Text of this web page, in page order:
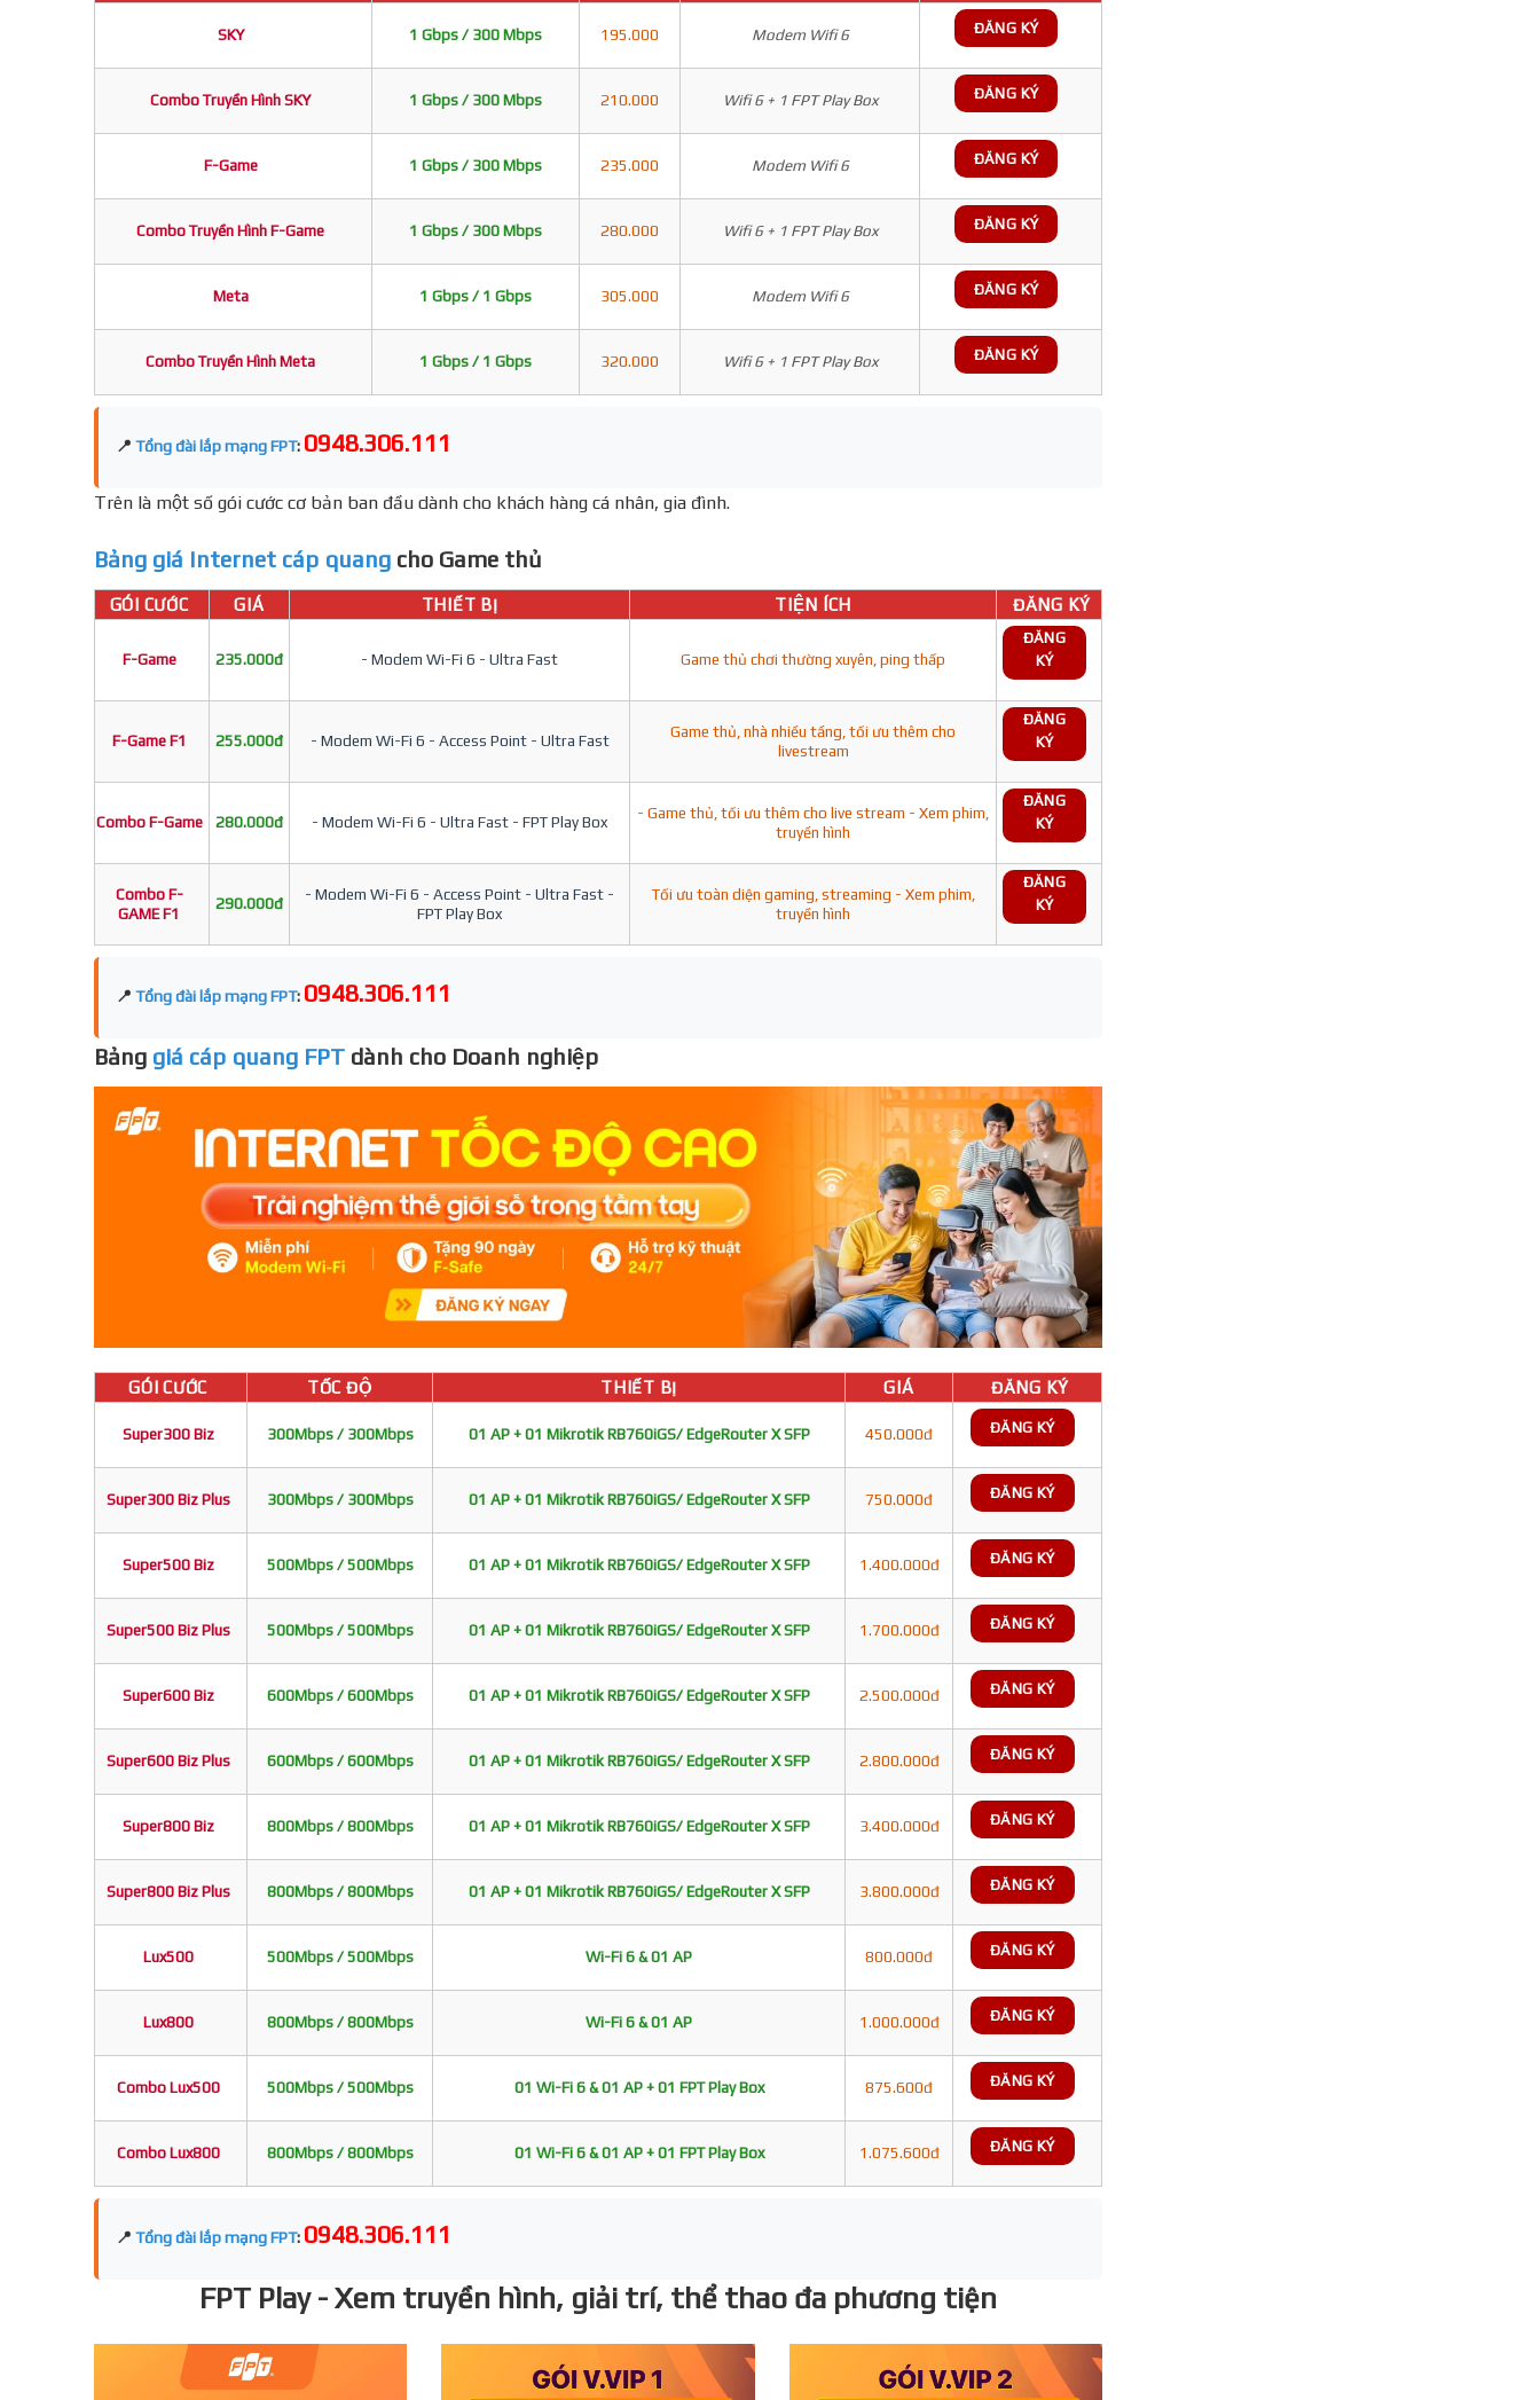
SKY 1 Gbps / 300 Mbps 195.000 Modem Wifi 6 ĐĂNG KÝ
Combo Truyền Hình SKY 1 Gbps / 300 Mbps 210.000 Wifi 6 + 1 FPT Play Box ĐĂNG KÝ
F-Game 1 Gbps / 300 Mbps 235.000 Modem Wifi 6 ĐĂNG KÝ
Combo Truyền Hình F-Game 1 Gbps / 300 Mbps 280.000 Wifi 6 + 1 FPT Play Box ĐĂNG KÝ
Meta 1 Gbps / 1 Gbps 305.000 Modem Wifi 6 ĐĂNG KÝ
Combo Truyền Hình Meta 1 Gbps / 1 Gbps 320.000 Wifi 6 + 1 FPT Play Box ĐĂNG KÝ
📍 Tổng đài lắp mạng FPT: 0948.306.111
Trên là một số gói cước cơ bản ban đầu dành cho khách hàng cá nhân, gia đình.
Bảng giá Internet cáp quang cho Game thủ
GÓI CƯỚC GIÁ THIẾT BỊ TIỆN ÍCH ĐĂNG KÝ
F-Game 235.000đ - Modem Wi-Fi 6 - Ultra Fast Game thủ chơi thường xuyên, ping thấp
ĐĂNG
KÝ
F-Game F1 255.000đ - Modem Wi-Fi 6 - Access Point - Ultra Fast
Game thủ, nhà nhiều tầng, tối ưu thêm cho
livestream
ĐĂNG
KÝ
Combo F-Game 280.000đ - Modem Wi-Fi 6 - Ultra Fast - FPT Play Box
- Game thủ, tối ưu thêm cho live stream - Xem phim,
truyền hình
ĐĂNG
KÝ
Combo F-
GAME F1
290.000đ
- Modem Wi-Fi 6 - Access Point - Ultra Fast -
FPT Play Box
Tối ưu toàn diện gaming, streaming - Xem phim,
truyền hình
ĐĂNG
KÝ
📍 Tổng đài lắp mạng FPT: 0948.306.111
Bảng giá cáp quang FPT dành cho Doanh nghiệp
GÓI CƯỚC TỐC ĐỘ THIẾT BỊ GIÁ ĐĂNG KÝ
Super300 Biz 300Mbps / 300Mbps 01 AP + 01 Mikrotik RB760iGS/ EdgeRouter X SFP 450.000đ ĐĂNG KÝ
Super300 Biz Plus 300Mbps / 300Mbps 01 AP + 01 Mikrotik RB760iGS/ EdgeRouter X SFP 750.000đ ĐĂNG KÝ
Super500 Biz 500Mbps / 500Mbps 01 AP + 01 Mikrotik RB760iGS/ EdgeRouter X SFP 1.400.000đ ĐĂNG KÝ
Super500 Biz Plus 500Mbps / 500Mbps 01 AP + 01 Mikrotik RB760iGS/ EdgeRouter X SFP 1.700.000đ ĐĂNG KÝ
Super600 Biz 600Mbps / 600Mbps 01 AP + 01 Mikrotik RB760iGS/ EdgeRouter X SFP 2.500.000đ ĐĂNG KÝ
Super600 Biz Plus 600Mbps / 600Mbps 01 AP + 01 Mikrotik RB760iGS/ EdgeRouter X SFP 2.800.000đ ĐĂNG KÝ
Super800 Biz 800Mbps / 800Mbps 01 AP + 01 Mikrotik RB760iGS/ EdgeRouter X SFP 3.400.000đ ĐĂNG KÝ
Super800 Biz Plus 800Mbps / 800Mbps 01 AP + 01 Mikrotik RB760iGS/ EdgeRouter X SFP 3.800.000đ ĐĂNG KÝ
Lux500 500Mbps / 500Mbps Wi-Fi 6 & 01 AP 800.000đ ĐĂNG KÝ
Lux800 800Mbps / 800Mbps Wi-Fi 6 & 01 AP 1.000.000đ ĐĂNG KÝ
Combo Lux500 500Mbps / 500Mbps 01 Wi-Fi 6 & 01 AP + 01 FPT Play Box 875.600đ ĐĂNG KÝ
Combo Lux800 800Mbps / 800Mbps 01 Wi-Fi 6 & 01 AP + 01 FPT Play Box 1.075.600đ ĐĂNG KÝ
📍 Tổng đài lắp mạng FPT: 0948.306.111
FPT Play - Xem truyền hình, giải trí, thể thao đa phương tiện